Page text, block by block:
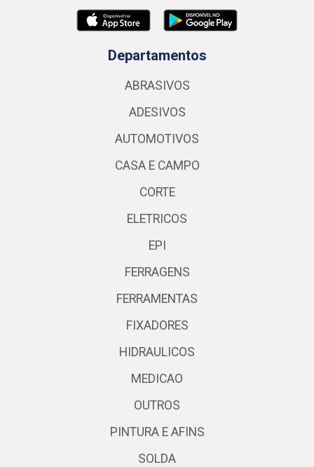
Departamentos
ABRASIVOS
ADESIVOS
AUTOMOTIVOS
CASA E CAMPO
CORTE
ELETRICOS
EPI
FERRAGENS
FERRAMENTAS
FIXADORES
HIDRAULICOS
MEDICAO
OUTROS
PINTURA E AFINS
SOLDA